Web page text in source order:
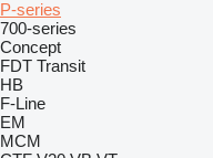
P-series
700-series
Concept
FDT Transit
HB
F-Line
EM
MCM